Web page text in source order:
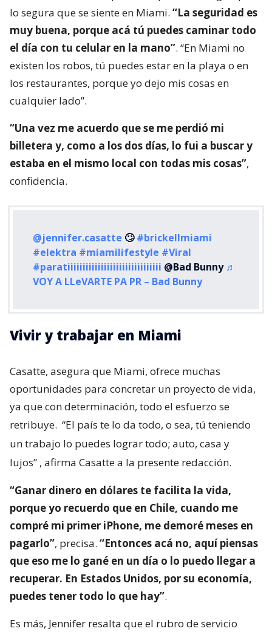
lo segura que se siente en Miami. “La seguridad es
muy buena, porque acá tú puedes caminar todo
el día con tu celular en la mano”. “En Miami no
existen los robos, tú puedes estar en la playa o en
los restaurantes, porque yo dejo mis cosas en
cualquier lado”.
“Una vez me acuerdo que se me perdió mi
billetera y, como a los dos días, lo fui a buscar y
estaba en el mismo local con todas mis cosas”,
confidencia.
@jennifer.casatte 🙄#brickellmiami
#elektra #miamilifestyle #Viral
#paratiiiiiiiiiiiiiiiiiiiiiiiiiiiiiii @Bad Bunny ♬
VOY A LLeVARTE PA PR – Bad Bunny
Vivir y trabajar en Miami
Casatte, asegura que Miami, ofrece muchas
oportunidades para concretar un proyecto de vida,
ya que con determinación, todo el esfuerzo se
retribuye. “El país te lo da todo, o sea, tú teniendo
un trabajo lo puedes lograr todo; auto, casa y
lujos” , afirma Casatte a la presente redacción.
“Ganar dinero en dólares te facilita la vida,
porque yo recuerdo que en Chile, cuando me
compré mi primer iPhone, me demoré meses en
pagarlo”, precisa. “Entonces acá no, aquí piensas
que eso me lo gané en un día o lo puedo llegar a
recuperar. En Estados Unidos, por su economía,
puedes tener todo lo que hay”.
Es más, Jennifer resalta que el rubro de servicio